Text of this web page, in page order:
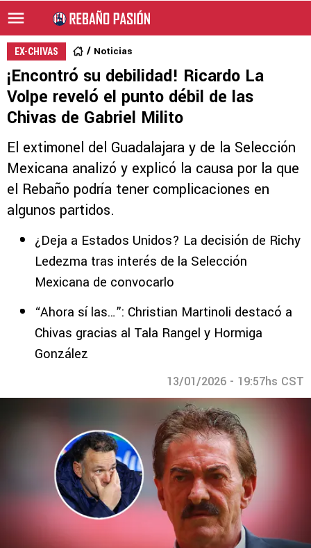
EX-CHIVAS Noticias
¡Encontró su debilidad! Ricardo La
Volpe reveló el punto débil de las
Chivas de Gabriel Milito
El extimonel del Guadalajara y de la Selección
Mexicana analizó y explicó la causa por la que
el Rebaño podría tener complicaciones en
algunos partidos.
¿Deja a Estados Unidos? La decisión de Richy
Ledezma tras interés de la Selección
Mexicana de convocarlo
“Ahora sí las…”: Christian Martinoli destacó a
Chivas gracias al Tala Rangel y Hormiga
González
13/01/2026 - 19:57hs CST